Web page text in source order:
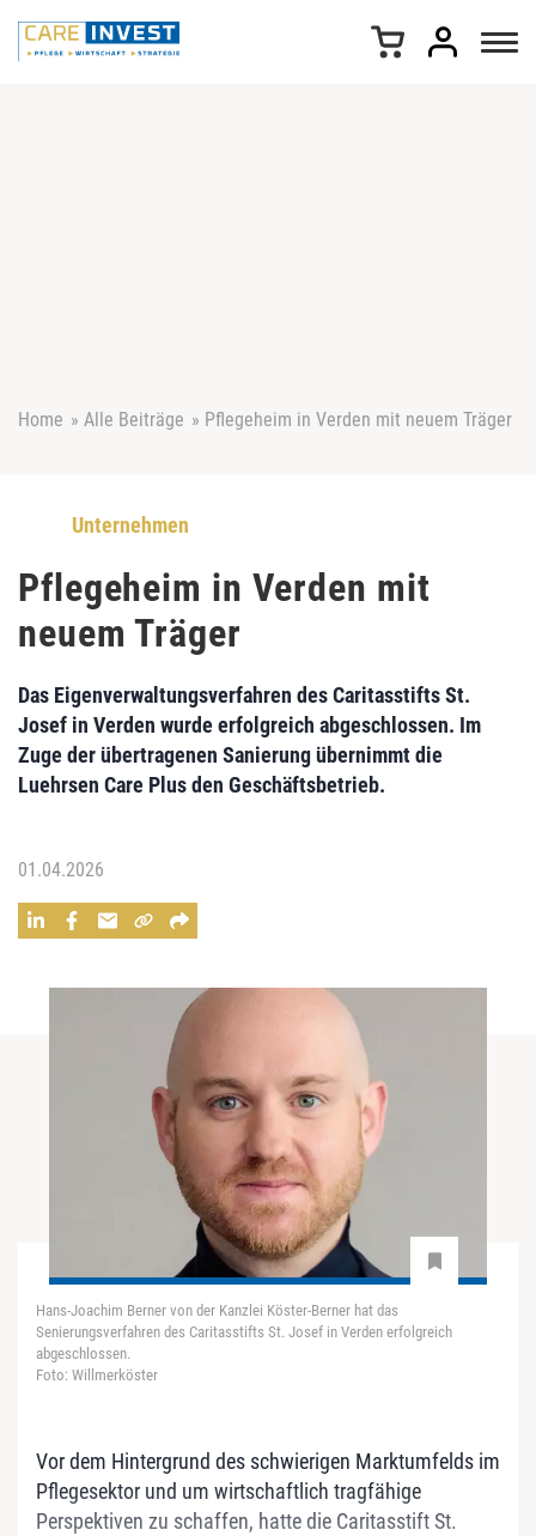
Home » Alle Beiträge » Pflegeheim in Verden mit neuem Träger
Unternehmen
Pflegeheim in Verden mit
neuem Träger
Das Eigenverwaltungsverfahren des Caritasstifts St.
Josef in Verden wurde erfolgreich abgeschlossen. Im
Zuge der übertragenen Sanierung übernimmt die
Luehrsen Care Plus den Geschäftsbetrieb.
01.04.2026
Hans-Joachim Berner von der Kanzlei Köster-Berner hat das
Senierungsverfahren des Caritasstifts St. Josef in Verden erfolgreich
abgeschlossen.
Foto: Willmerköster
Vor dem Hintergrund des schwierigen Marktumfelds im
Pflegesektor und um wirtschaftlich tragfähige
Perspektiven zu schaffen, hatte die Caritasstift St.